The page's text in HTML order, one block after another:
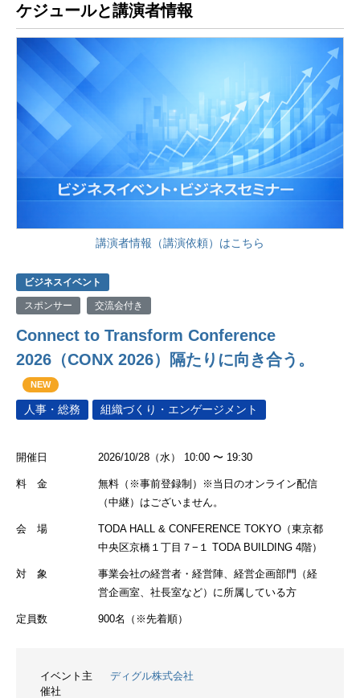
ケジュールと講演者情報
講演者情報（講演依頼）はこちら
ビジネスイベント
スポンサー 交流会付き
Connect to Transform Conference
2026（CONX 2026）隔たりに向き合う。
NEW
人事・総務 組織づくり・エンゲージメント
開催日 2026/10/28（水） 10:00 〜 19:30
料 金
無料（※事前登録制）※当日のオンライン配信
（中継）はございません。
会 場
TODA HALL & CONFERENCE TOKYO（東京都
中央区京橋１丁目７−１ TODA BUILDING 4階）
対 象
事業会社の経営者・経営陣、経営企画部門（経
営企画室、社長室など）に所属している方
定員数 900名（※先着順）
イベント主
催社
ディグル株式会社